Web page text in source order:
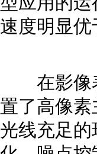
速度明显优
在影像表
置了高像
光线充足